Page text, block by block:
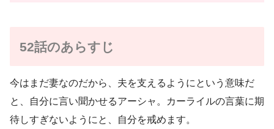
52話のあらすじ
今はまだ妻なのだから、夫を支えるようにという意味だ
と、自分に言い聞かせるアーシャ。カーライルの言葉に期
待しすぎないようにと、自分を戒めます。